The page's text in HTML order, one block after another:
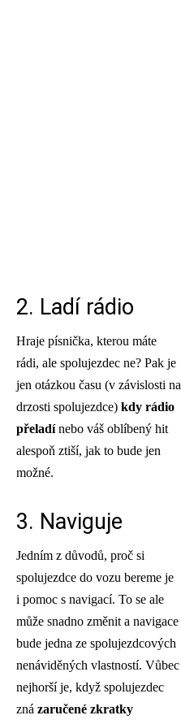
2. Ladí rádio
Hraje písnička, kterou máte
rádi, ale spolujezdec ne? Pak je
jen otázkou času (v závislosti na
drzosti spolujezdce) kdy rádio
přeladínebo váš oblíbený hit
alespoň ztiší, jak to bude jen
možné.
3. Naviguje
Jedním z důvodů, proč si
spolujezdce do vozu bereme je
i pomoc s navigací. To se ale
může snadno změnit a navigace
bude jedna ze spolujezdcových
nenáviděných vlastností. Vůbec
nejhorší je, když spolujezdec
zná zaručené zkratky